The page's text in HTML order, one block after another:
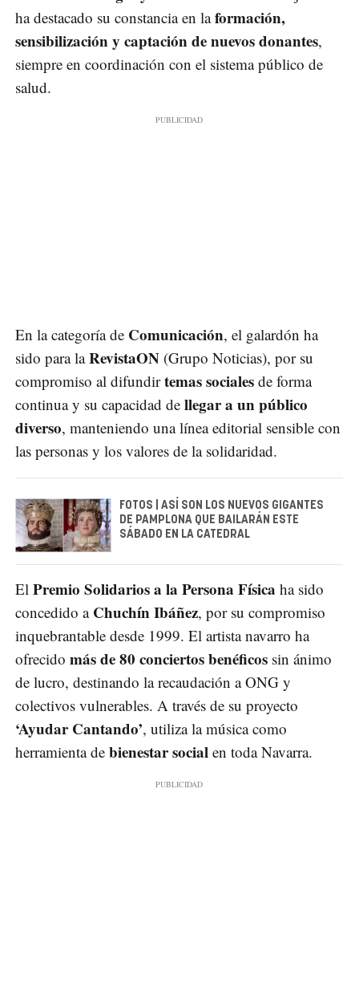
ha destacado su constancia en laformación,
sensibilización y captación de nuevos donantes,
siempre en coordinación con el sistema público de
salud.
En la categoría de Comunicación, el galardón ha
sido para laRevistaON (Grupo Noticias), por su
compromiso al difundirtemas sociales de forma
continua y su capacidad de llegar a un público
diverso, manteniendo una línea editorial sensible con
las personas y los valores de la solidaridad.
FOTOS | ASÍ SON LOS NUEVOS GIGANTES
DE PAMPLONA QUE BAILARÁN ESTE
SÁBADO EN LA CATEDRAL
El Premio Solidarios a la Persona Física ha sido
concedido a Chuchín Ibáñez, por su compromiso
inquebrantable desde 1999. El artista navarro ha
ofrecido más de 80 conciertos benéficos sin ánimo
de lucro, destinando la recaudación a ONG y
colectivos vulnerables. A través de su proyecto
‘Ayudar Cantando’, utiliza la música como
herramienta de bienestar social en toda Navarra.